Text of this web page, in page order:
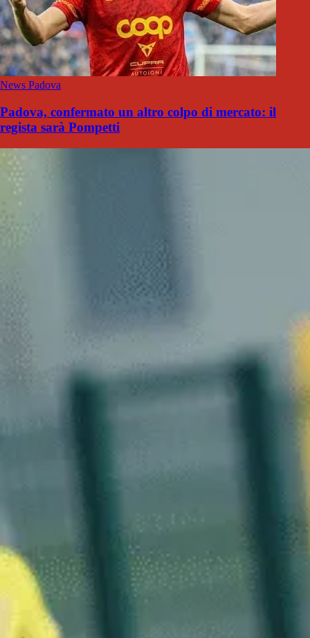
News Padova
Padova, confermato un altro colpo di mercato: il
regista sarà Pompetti